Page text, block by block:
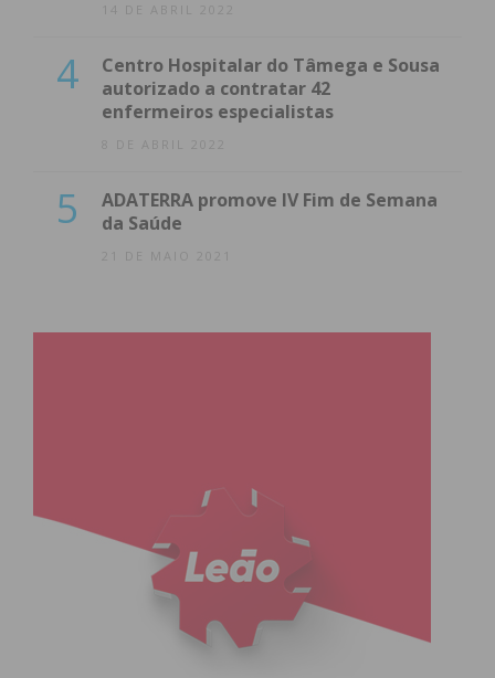
14 DE ABRIL 2022
4
Centro Hospitalar do Tâmega e Sousa
autorizado a contratar 42
enfermeiros especialistas
8 DE ABRIL 2022
5
ADATERRA promove IV Fim de Semana
da Saúde
21 DE MAIO 2021